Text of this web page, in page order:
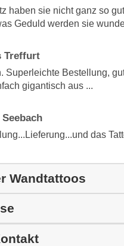
haben sie nicht ganz so
Geduld werden sie
Treffurt
Superleichte Bestellung,
gigantisch aus ...
das
Wandtattoos